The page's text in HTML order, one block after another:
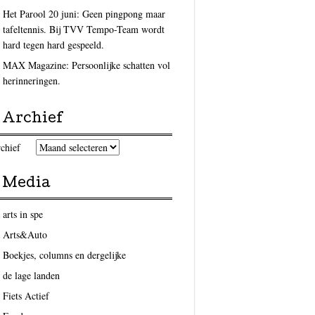
Het Parool 20 juni: Geen pingpong maar
tafeltennis. Bij TVV Tempo-Team wordt
hard tegen hard gespeeld.
MAX Magazine: Persoonlijke schatten vol
herinneringen.
Archief
Media
arts in spe
Arts&Auto
Boekjes, columns en dergelijke
de lage landen
Fiets Actief